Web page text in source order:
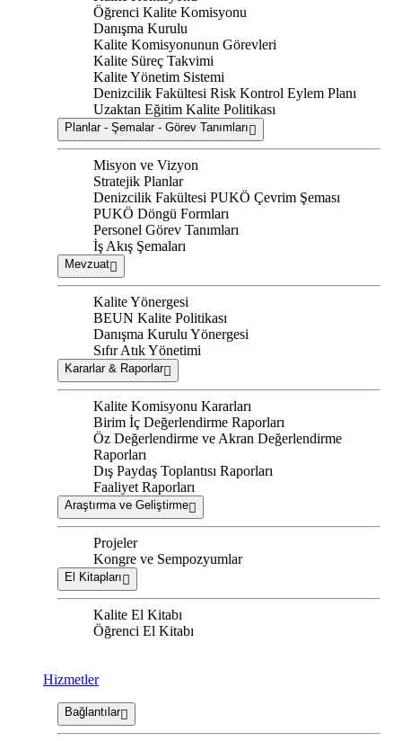
Öğrenci Kalite Komisyonu
Danışma Kurulu
Kalite Komisyonunun Görevleri
Kalite Süreç Takvimi
Kalite Yönetim Sistemi
Denizcilik Fakültesi Risk Kontrol Eylem Planı
Uzaktan Eğitim Kalite Politikası
Planlar - Şemalar - Görev Tanımları
Misyon ve Vizyon
Stratejik Planlar
Denizcilik Fakültesi PUKÖ Çevrim Şeması
PUKÖ Döngü Formları
Personel Görev Tanımları
İş Akış Şemaları
Mevzuat
Kalite Yönergesi
BEUN Kalite Politikası
Danışma Kurulu Yönergesi
Sıfır Atık Yönetimi
Kararlar & Raporlar
Kalite Komisyonu Kararları
Birim İç Değerlendirme Raporları
Öz Değerlendirme ve Akran Değerlendirme
Raporları
Dış Paydaş Toplantısı Raporları
Faaliyet Raporları
Araştırma ve Geliştirme
Projeler
Kongre ve Sempozyumlar
El Kitapları
Kalite El Kitabı
Öğrenci El Kitabı
Hizmetler
Bağlantılar